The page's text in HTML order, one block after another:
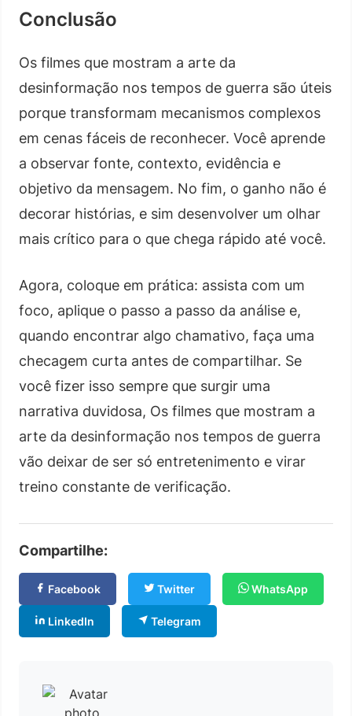
Conclusão
Os filmes que mostram a arte da
desinformação nos tempos de guerra são úteis
porque transformam mecanismos complexos
em cenas fáceis de reconhecer. Você aprende
a observar fonte, contexto, evidência e
objetivo da mensagem. No fim, o ganho não é
decorar histórias, e sim desenvolver um olhar
mais crítico para o que chega rápido até você.
Agora, coloque em prática: assista com um
foco, aplique o passo a passo da análise e,
quando encontrar algo chamativo, faça uma
checagem curta antes de compartilhar. Se
você fizer isso sempre que surgir uma
narrativa duvidosa, Os filmes que mostram a
arte da desinformação nos tempos de guerra
vão deixar de ser só entretenimento e virar
treino constante de verificação.
Compartilhe:
Facebook Twitter WhatsApp
LinkedIn Telegram